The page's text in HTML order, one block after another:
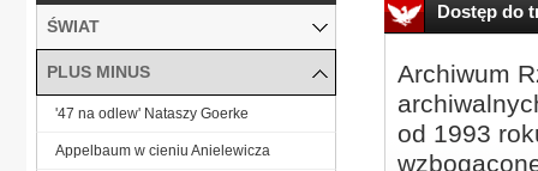
Dostęp do
Archiwum
od 1993
ŚWIAT
PLUS MINUS
'47 na odlew' Nataszy Goerke
Appelbaum w cieniu Anielewicza